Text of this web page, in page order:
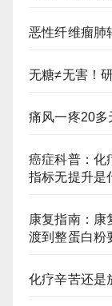
恶性纤维瘤肺
无糖≠无害！
痛风一疼20多
癌症科普：化
指标无提升是
康复指南：康
渡到整蛋白粉
化疗辛苦还是